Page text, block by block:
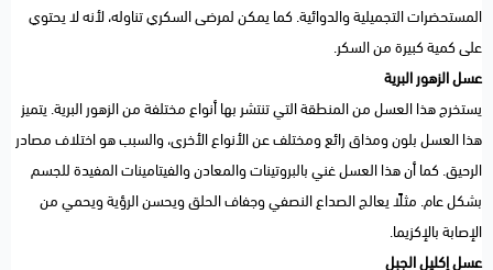
المستحضرات التجميلية والدوائية. كما يمكن لمرضى السكري تناوله، لأنه لا يحتوي
على كمية كبيرة من السكر.
عسل الزهور البرية
يستخرج هذا العسل من المنطقة التي تنتشر بها أنواع مختلفة من الزهور البرية. يتميز
هذا العسل بلون ومذاق رائع ومختلف عن الأنواع الأخرى، والسبب هو اختلاف مصادر
الرحيق. كما أن هذا العسل غني بالبروتينات والمعادن والفيتامينات المفيدة للجسم
بشكل عام. مثلًا يعالج الصداع النصفي وجفاف الحلق ويحسن الرؤية ويحمي من
الإصابة بالإكزيما.
عسل إكليل الجبل